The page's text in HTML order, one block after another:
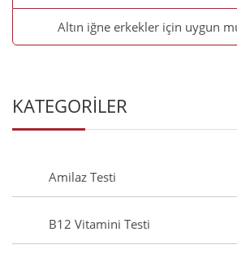
Altın iğne erkekler için uygun
KATEGORİLER
Amilaz Testi
B12 Vitamini Testi